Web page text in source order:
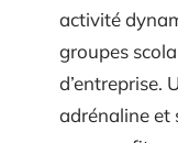
activité
groupes
d’entreprise.
adrénaline et